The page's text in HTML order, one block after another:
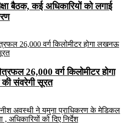
बैठक, कई अधिकारियों को लगाई
26,000 वर्ग किलोमीटर होगा
संवरेगी सूरत